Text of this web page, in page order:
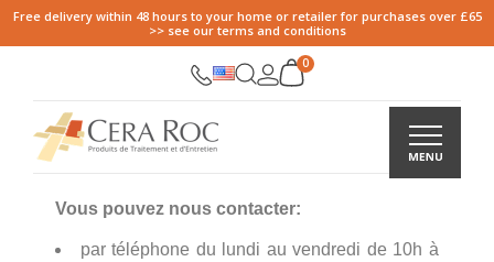
Free delivery within 48 hours to your home or retailer for purchases over £65
>> see our terms and conditions
Vous pouvez nous contacter:
par téléphone du lundi au vendredi de 10h à